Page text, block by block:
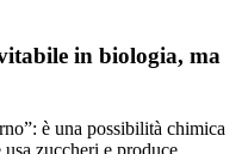
in biologia, ma
è una possibilità chimica
zuccheri e produce